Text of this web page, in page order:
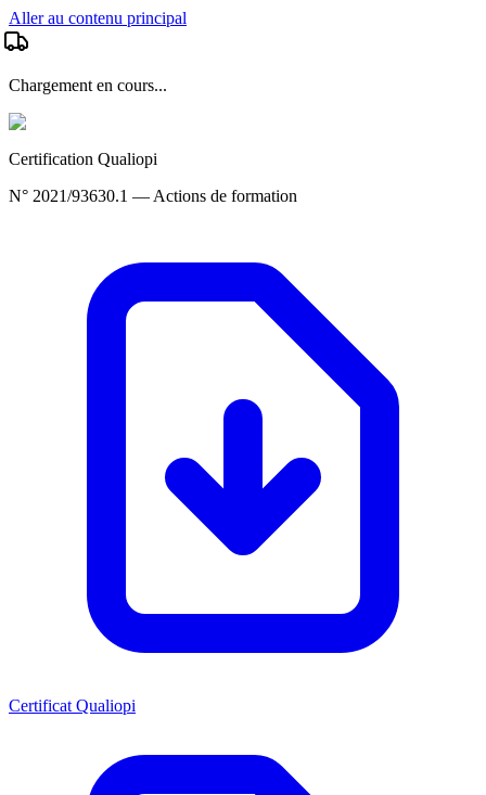
Aller au contenu principal
Chargement en cours...
Certification Qualiopi
N° 2021/93630.1 — Actions de formation
Certificat Qualiopi